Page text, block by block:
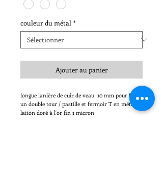
couleur du métal *
Ajouter au panier
longue lanière de cuir de veau 10 mm pour faire
un double tour / pastille et fermoir T en métal
laiton doré à l'or fin 1 micron